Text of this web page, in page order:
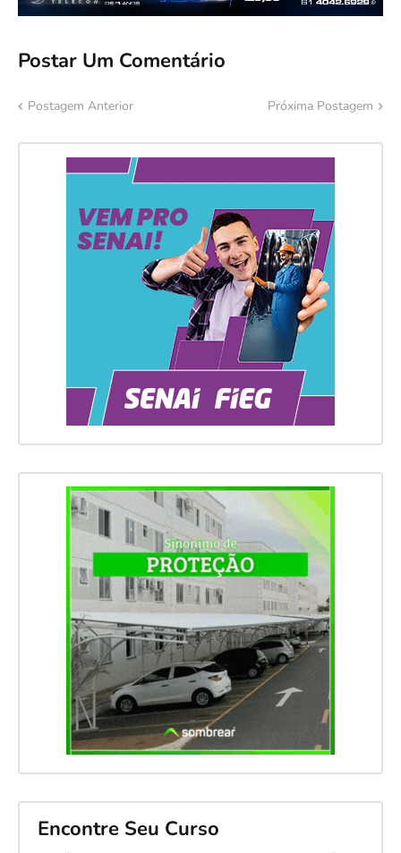
Postar Um Comentário
Postagem Anterior Próxima Postagem
Encontre Seu Curso